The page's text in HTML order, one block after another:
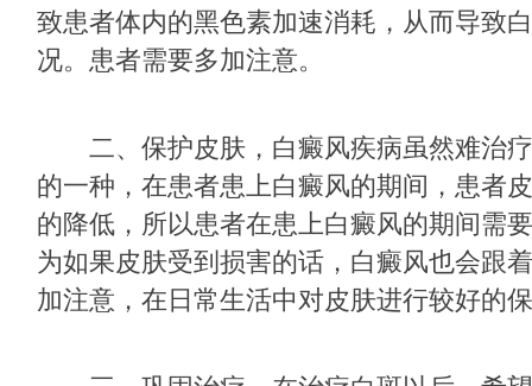
致患者体内的黑色素加速消耗，从而导致
况。患者需要多加注意。
二、保护皮肤，白癜风疾病虽然难治疗
的一种，在患者患上白癜风的期间，患者
的降低，所以患者在患上白癜风的期间需
为如果皮肤受到损害的话，白癜风也会跟
加注意，在日常生活中对皮肤进行较好的